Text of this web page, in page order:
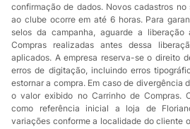
confirmação de dados. Novos cadastros
ao clube ocorre em até 6 horas. Para
selos da campanha, aguarde a
Compras realizadas antes dessa
aplicados. A empresa reserva-se o direito
erros de digitação, incluindo erros
estornar a compra. Em caso de divergência
o valor exibido no Carrinho de Compras.
como referência inicial a loja de
variações conforme a localidade do cliente